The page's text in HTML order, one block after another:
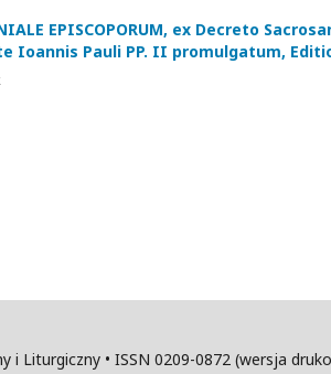
EPISCOPORUM, ex Decreto
Ioannis Pauli PP. II promulgatum,
i Liturgiczny • ISSN 0209-0872 (wersja